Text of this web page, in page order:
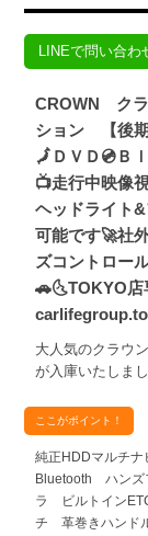
LINEで問い合わ
CROWN ク
ション 【後期
🗾ＤＶＤ💿Ｂ
📺走行中映像
ヘッドライト
可能です🚀社
ズコントロー
🚗🌜TOKYO店
大人気のクラウ
が入庫いたしま
ここがポイント！
純正HDDマルチ
Bluetooth ハン
ラ ビルトイン
チ 革巻きハンド